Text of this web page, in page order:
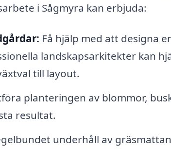
i Sågmyra kan erbjuda:
Få hjälp med att designa
landskapsarkitekter kan
till layout.
planteringen av blommor,
resultat.
underhåll av